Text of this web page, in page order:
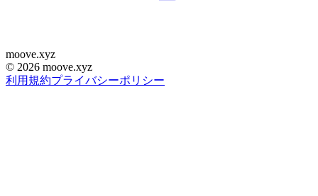
moove.xyz
© 2026 moove.xyz
利用規約プライバシーポリシー